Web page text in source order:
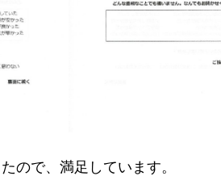
ので、満足しています。